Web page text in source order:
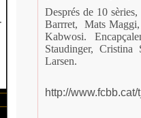
Després de 10
Barrret,
Mats
Kabwosi.
Staudinger, Cristina
Larsen.
http://